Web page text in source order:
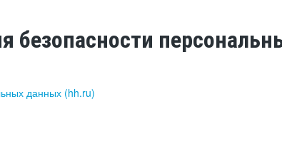
безопасности
данных (hh.ru)